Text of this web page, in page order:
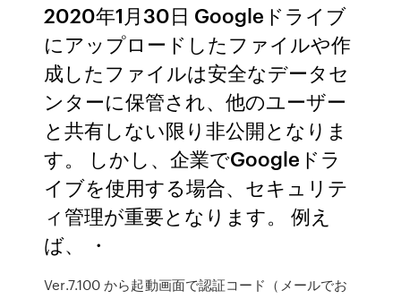
2020年1月30日 Googleドライブ
にアップロードしたファイルや作
成したファイルは安全なデータセ
ンターに保管され、他のユーザー
と共有しない限り非公開となりま
す。 しかし、企業でGoogleドラ
イブを使用する場合、セキュリテ
ィ管理が重要となります。 例え
ば、 ・
Ver.7.100 から起動画面で認証コード（メールでお